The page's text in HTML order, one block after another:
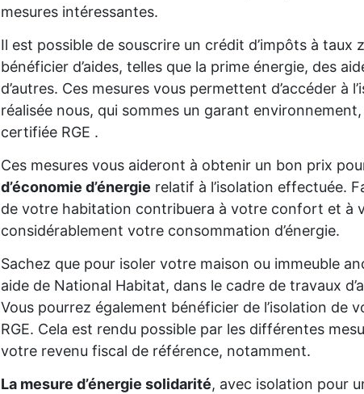
mesures intéressantes.
Il est possible de souscrire un crédit d’impôts à taux
bénéficier d’aides, telles que la prime énergie, des
d’autres. Ces mesures vous permettent d’accéder à
réalisée nous, qui sommes un garant
certifiée RGE .
Ces mesures vous aideront à obtenir un bon prix
d’économie d’énergie relatif à l’isolation effectuée.
de votre habitation contribuera à votre confort et à
considérablement votre consommation d’énergie.
Sachez que pour isoler votre maison ou immeuble
aide de National Habitat, dans le cadre de travaux
Vous pourrez également bénéficier de l’isolation de
RGE. Cela est rendu possible par les différentes
votre revenu fiscal de référence, notamment.
La mesure d’énergie solidarité, avec isolation pour